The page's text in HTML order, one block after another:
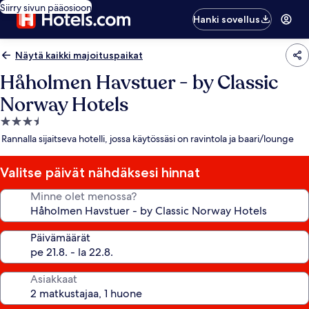
Siirry sivun pääosioon
Hanki sovellus
Näytä kaikki majoituspaikat
Håholmen Havstuer - by Classic
Norway Hotels
3.5
tähden
Rannalla sijaitseva hotelli, jossa käytössäsi on ravintola ja baari/lounge
Valitse päivät nähdäksesi hinnat
Minne olet menossa?
Päivämäärät
Asiakkaat